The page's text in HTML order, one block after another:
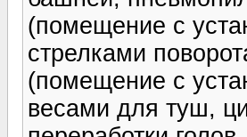
(помещение с
стрелками
(помещение с
весами для туш,